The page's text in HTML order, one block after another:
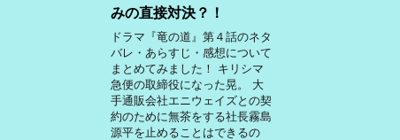
みの直接対決？！
ドラマ『竜の道』第４話のネタ
バレ・あらすじ・感想について
まとめてみました！ キリシマ
急便の取締役になった晃。 大
手通販会社エニウェイズとの契
約のために無茶をする社長霧島
源平を止めることはできるの